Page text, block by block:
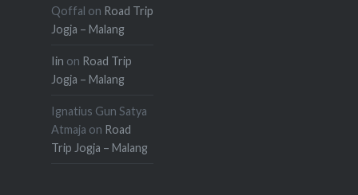
Qoffal on Road Trip
Jogja – Malang
Iin on Road Trip
Jogja – Malang
Ignatius Gun Satya
Atmaja on Road
Trip Jogja – Malang